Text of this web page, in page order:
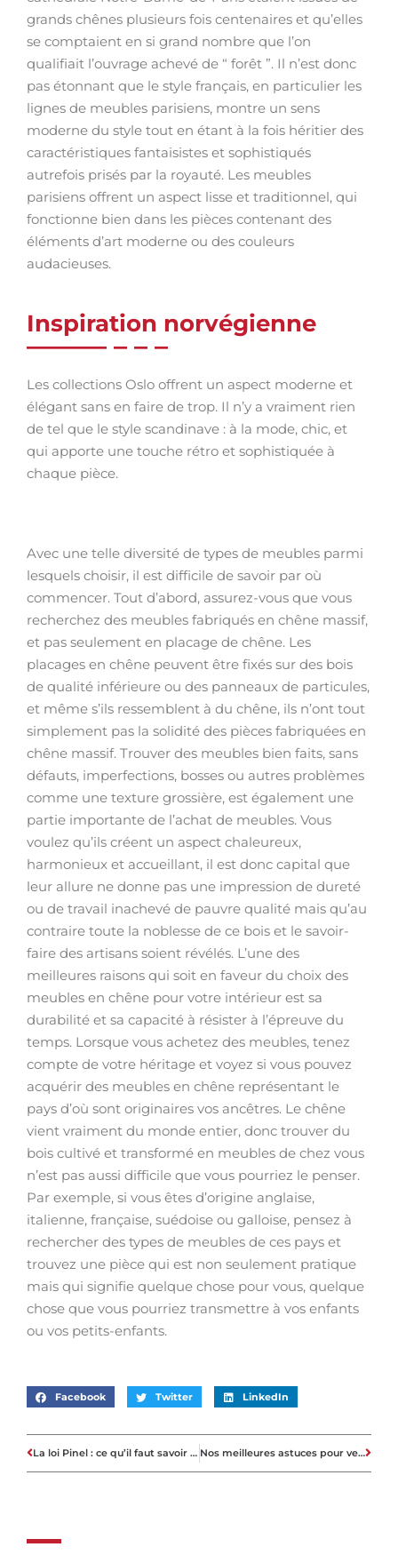
grands chênes plusieurs fois centenaires et qu’elles
se comptaient en si grand nombre que l’on
qualifiait l’ouvrage achevé de “ forêt ”. Il n’est donc
pas étonnant que le style français, en particulier les
lignes de meubles parisiens, montre un sens
moderne du style tout en étant à la fois héritier des
caractéristiques fantaisistes et sophistiqués
autrefois prisés par la royauté. Les meubles
parisiens offrent un aspect lisse et traditionnel, qui
fonctionne bien dans les pièces contenant des
éléments d’art moderne ou des couleurs
audacieuses.
Inspiration norvégienne
Les collections Oslo offrent un aspect moderne et
élégant sans en faire de trop. Il n’y a vraiment rien
de tel que le style scandinave : à la mode, chic, et
qui apporte une touche rétro et sophistiquée à
chaque pièce.
Avec une telle diversité de types de meubles parmi
lesquels choisir, il est difficile de savoir par où
commencer. Tout d’abord, assurez-vous que vous
recherchez des meubles fabriqués en chêne massif,
et pas seulement en placage de chêne. Les
placages en chêne peuvent être fixés sur des bois
de qualité inférieure ou des panneaux de particules,
et même s’ils ressemblent à du chêne, ils n’ont tout
simplement pas la solidité des pièces fabriquées en
chêne massif. Trouver des meubles bien faits, sans
défauts, imperfections, bosses ou autres problèmes
comme une texture grossière, est également une
partie importante de l’achat de meubles. Vous
voulez qu’ils créent un aspect chaleureux,
harmonieux et accueillant, il est donc capital que
leur allure ne donne pas une impression de dureté
ou de travail inachevé de pauvre qualité mais qu’au
contraire toute la noblesse de ce bois et le savoir-
faire des artisans soient révélés. L’une des
meilleures raisons qui soit en faveur du choix des
meubles en chêne pour votre intérieur est sa
durabilité et sa capacité à résister à l’épreuve du
temps. Lorsque vous achetez des meubles, tenez
compte de votre héritage et voyez si vous pouvez
acquérir des meubles en chêne représentant le
pays d’où sont originaires vos ancêtres. Le chêne
vient vraiment du monde entier, donc trouver du
bois cultivé et transformé en meubles de chez vous
n’est pas aussi difficile que vous pourriez le penser.
Par exemple, si vous êtes d’origine anglaise,
italienne, française, suédoise ou galloise, pensez à
rechercher des types de meubles de ces pays et
trouvez une pièce qui est non seulement pratique
mais qui signifie quelque chose pour vous, quelque
chose que vous pourriez transmettre à vos enfants
ou vos petits-enfants.
Facebook Twitter LinkedIn
La loi Pinel : ce qu’il faut savoir avant d’investir Nos meilleures astuces pour vendre votre maison rapidement